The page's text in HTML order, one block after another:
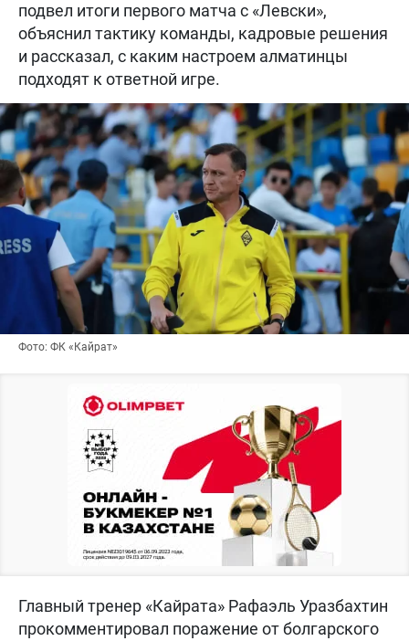
подвел итоги первого матча с «Левски»,
объяснил тактику команды, кадровые решения
и рассказал, с каким настроем алматинцы
подходят к ответной игре.
Фото: ФК «Кайрат»
Главный тренер «Кайрата» Рафаэль Уразбахтин
прокомментировал поражение от болгарского